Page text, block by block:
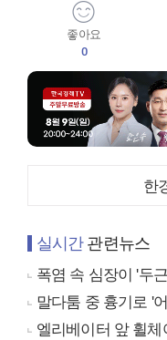
좋아요
0
한
실시간관련뉴스
폭염 속 심장이 '두
말다툼 중 흉기로 '
엘리베이터 앞 휠